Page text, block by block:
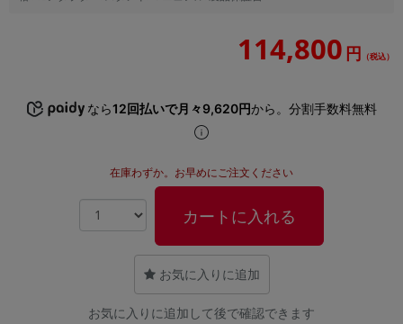
114,800 円 （税込）
なら12回払いで月々9,620円から。分割手数料無料
在庫わずか。お早めにご注文ください
カートに入れる
お気に入りに追加
お気に入りに追加して後で確認できます